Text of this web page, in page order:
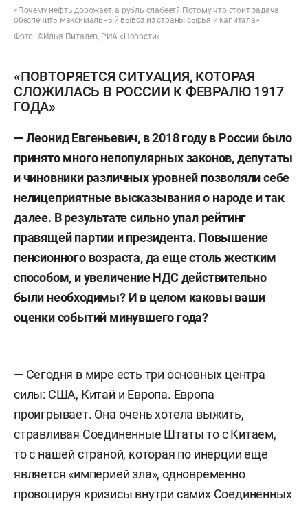
«Почему нефть дорожает, а рубль слабеет? Потому что стоит задача
обеспечить максимальный вывоз из страны сырья и капитала»
Фото: ©Илья Питалев, РИА «Новости»
«ПОВТОРЯЕТСЯ СИТУАЦИЯ, КОТОРАЯ
СЛОЖИЛАСЬ В РОССИИ К ФЕВРАЛЮ 1917
ГОДА»
— Леонид Евгеньевич, в2018 годув Россиибыло
принято много непопулярных законов,депутаты
ичиновники различных уровней позволяли себе
нелицеприятные высказывания о народеи так
далее. В результате сильно упал рейтинг
правящей партии и президента. Повышение
пенсионного возраста, да ещестоль жестким
способом, и увеличение НДС действительно
были необходимы? И в целом каковы ваши
оценки событий минувшего года?
— Сегодня в мире есть три основных центра
силы: США, Китай и Европа. Европа
проигрывает. Она очень хотела выжить,
стравливая Соединенные Штаты то с Китаем,
то с нашей страной, которая по инерции еще
является «империей зла», одновременно
провоцируя кризисы внутри самих Соединенных